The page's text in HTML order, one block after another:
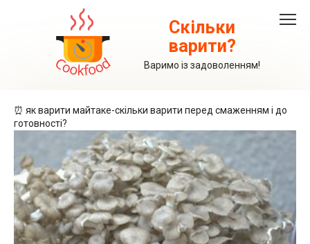
Скільки
варити?
Варимо із задоволенням!
⏰ як варити майтаке-скільки варити перед смаженням і до
готовності?